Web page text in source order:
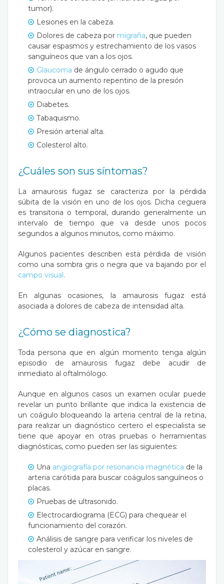
tumor).
Lesiones en la cabeza.
Dolores de cabeza por migraña, que pueden
causar espasmos y estrechamiento de los vasos
sanguíneos que van a los ojos.
Glaucoma de ángulo cerrado o agudo que
provoca un aumento repentino de la presión
intraocular en uno de los ojos.
Diabetes.
Tabaquismo.
Presión arterial alta.
Colesterol alto.
¿Cuáles son sus síntomas?
La amaurosis fugaz se caracteriza por la pérdida
súbita de la visión en uno de los ojos. Dicha ceguera
es transitoria o temporal, durando generalmente un
intervalo de tiempo que va desde unos pocos
segundos a algunos minutos, como máximo.
Algunos pacientes describen esta pérdida de visión
como una sombra gris o negra que va bajando por el
campo visual.
En algunas ocasiones, la amaurosis fugaz está
asociada a dolores de cabeza de intensidad alta.
¿Cómo se diagnostica?
Toda persona que en algún momento tenga algún
episodio de amaurosis fugaz debe acudir de
inmediato al oftalmólogo.
Aunque en algunos casos un examen ocular puede
revelar un punto brillante que indica la existencia de
un coágulo bloqueando la arteria central de la retina,
para realizar un diagnóstico certero el especialista se
tiene que apoyar en otras pruebas o herramientas
diagnósticas, como pueden ser las siguientes:
Una angiografía por resonancia magnética de la
arteria carótida para buscar coágulos sanguíneos o
placas.
Pruebas de ultrasonido.
Electrocardiograma (ECG) para chequear el
funcionamiento del corazón.
Análisis de sangre para verificar los niveles de
colesterol y azúcar en sangre.